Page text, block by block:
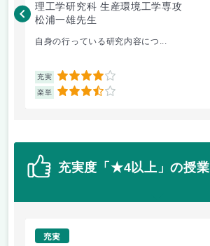
理工学研究科 生産環境工学専攻
松浦一雄先生
自身の行っている研究内容につ...
充実 4
楽単 3.5
充実度「★4以上」の授業
充実